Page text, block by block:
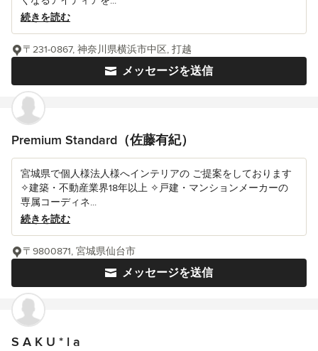
続きを読む
メッセージを送信
〒231-0867, 神奈川県横浜市中区, 打越
Premium Standard（佐藤有紀）
宮城県で個人様法人様へインテリアの ご提案をしております
✧建築・不動産業界18年以上 ✧戸建・マンションメーカーの
専属コーディネ...
続きを読む
メッセージを送信
〒9800871, 宮城県仙台市
S A K U * l a